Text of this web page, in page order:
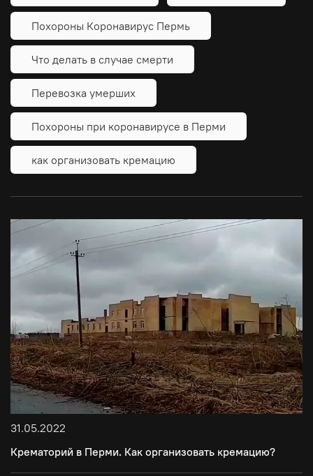
Похороны Коронавирус Пермь
Что делать в случае смерти
Перевозка умерших
Похороны при коронавирусе в Перми
как организовать кремацию
31.05.2022
Крематорий в Перми. Как организовать кремацию?